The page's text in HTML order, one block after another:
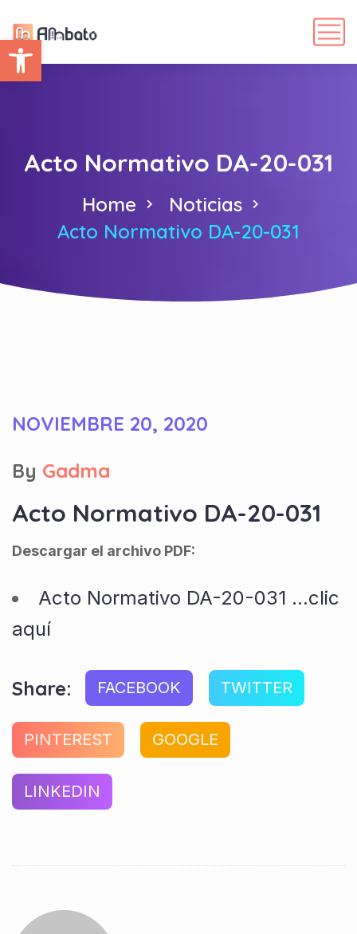
Abrir barra de herramientas
Acto Normativo DA-20-031
Home
Noticias
Acto Normativo DA-20-031
NOVIEMBRE 20, 2020
By Gadma
Acto Normativo DA-20-031
Descargar el archivo PDF:
Acto Normativo DA-20-031 …clic
aquí
Share: FACEBOOK TWITTER
PINTEREST GOOGLE
LINKEDIN